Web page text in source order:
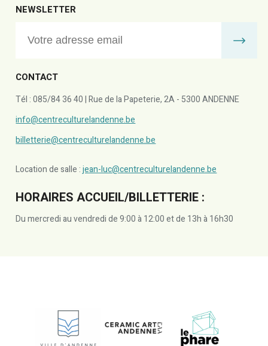
NEWSLETTER
CONTACT
Tél : 085/84 36 40 | Rue de la Papeterie, 2A - 5300 ANDENNE
info@centreculturelandenne.be
billetterie@centreculturelandenne.be
Location de salle :jean-luc@centreculturelandenne.be
HORAIRES ACCUEIL/BILLETTERIE :
Du mercredi au vendredi de 9:00 à 12:00 et de 13h à 16h30